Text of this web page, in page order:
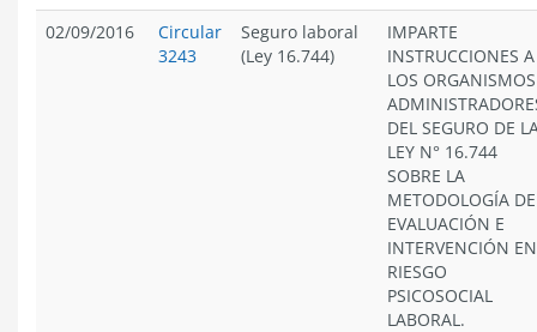
02/09/2016
Circular
3243
Seguro laboral
(Ley 16.744)
IMPARTE
INSTRUCCIONES A
LOS ORGANISMOS
DEL SEGURO DE
LEY N° 16.744
SOBRE LA
METODOLOGÍA DE
EVALUACIÓN E
INTERVENCIÓN EN
RIESGO
PSICOSOCIAL
LABORAL.